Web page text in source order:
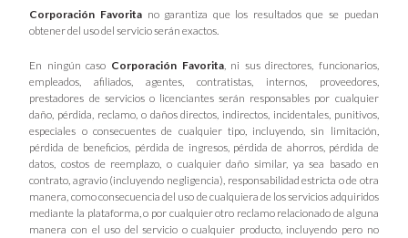
Corporación Favoritano garantiza que los resultados que se puedan
obtener del uso del servicio serán exactos.
En ningún caso Corporación Favorita, ni sus directores, funcionarios,
empleados, afiliados, agentes, contratistas, internos, proveedores,
prestadores de servicios o licenciantes serán responsables por cualquier
daño, pérdida, reclamo, o daños directos, indirectos, incidentales, punitivos,
especiales o consecuentes de cualquier tipo, incluyendo, sin limitación,
pérdida de beneficios, pérdida de ingresos, pérdida de ahorros, pérdida de
datos, costos de reemplazo, o cualquier daño similar, ya sea basado en
contrato, agravio (incluyendo negligencia), responsabilidad estricta o de otra
manera, como consecuencia del uso de cualquiera de los servicios adquiridos
mediante la plataforma, o por cualquier otro reclamo relacionado de alguna
manera con el uso del servicio o cualquier producto, incluyendo pero no